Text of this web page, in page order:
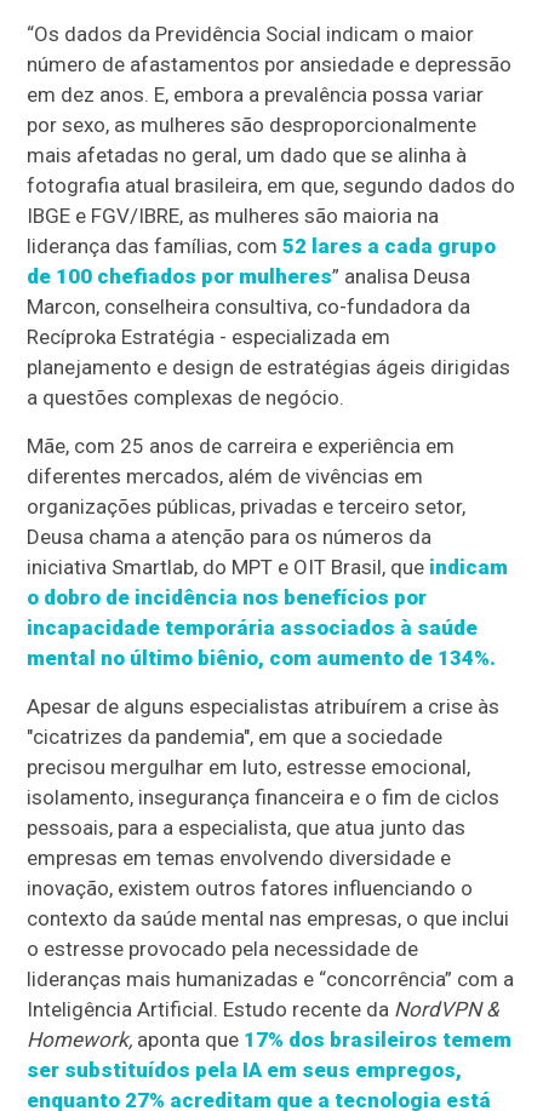
“Os dados da Previdência Social indicam o maior
número de afastamentos por ansiedade e depressão
em dez anos. E, embora a prevalência possa variar
por sexo, as mulheres são desproporcionalmente
mais afetadas no geral, um dado que se alinha à
fotografia atual brasileira, em que, segundo dados do
IBGE e FGV/IBRE, as mulheres são maioria na
liderança das famílias, com52 lares a cada grupo
de 100 chefiados por mulheres” analisa Deusa
Marcon, conselheira consultiva, co-fundadora da
Recíproka Estratégia - especializada em
planejamento e design de estratégias ágeis dirigidas
a questões complexas de negócio.
Mãe, com 25 anos de carreira e experiência em
diferentes mercados, além de vivências em
organizações públicas, privadas e terceiro setor,
Deusa chama a atenção para os números da
iniciativa Smartlab, do MPT e OIT Brasil, que indicam
o dobro de incidência nos benefícios por
incapacidade temporária associados à saúde
mental no último biênio, com aumento de 134%.
Apesar de alguns especialistas atribuírem a crise às
"cicatrizes da pandemia", em que a sociedade
precisou mergulhar em luto, estresse emocional,
isolamento, insegurança financeira e o fim de ciclos
pessoais, para a especialista, que atua junto das
empresas em temas envolvendo diversidade e
inovação, existem outros fatores influenciando o
contexto da saúde mental nas empresas, o que inclui
o estresse provocado pela necessidade de
lideranças mais humanizadas e “concorrência” com a
Inteligência Artificial. Estudo recente da NordVPN &
Homework, aponta que 17% dos brasileiros temem
ser substituídos pela IA em seus empregos,
enquanto 27% acreditam que a tecnologia está